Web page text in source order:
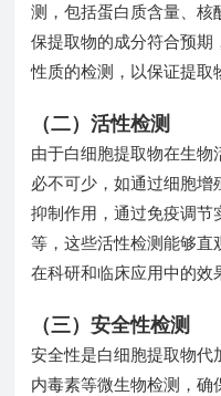
测，包括蛋白质含量、核
保提取物的成分符合预期
性质的检测，以保证提取
（二）活性检测
由于白细胞提取物在生物
必不可少，如通过细胞
抑制作用，通过免疫调节
等，这些活性检测能够直
在科研和临床应用中的效
（三）安全性检测
安全性是白细胞提取物代
内毒素等微生物检测，